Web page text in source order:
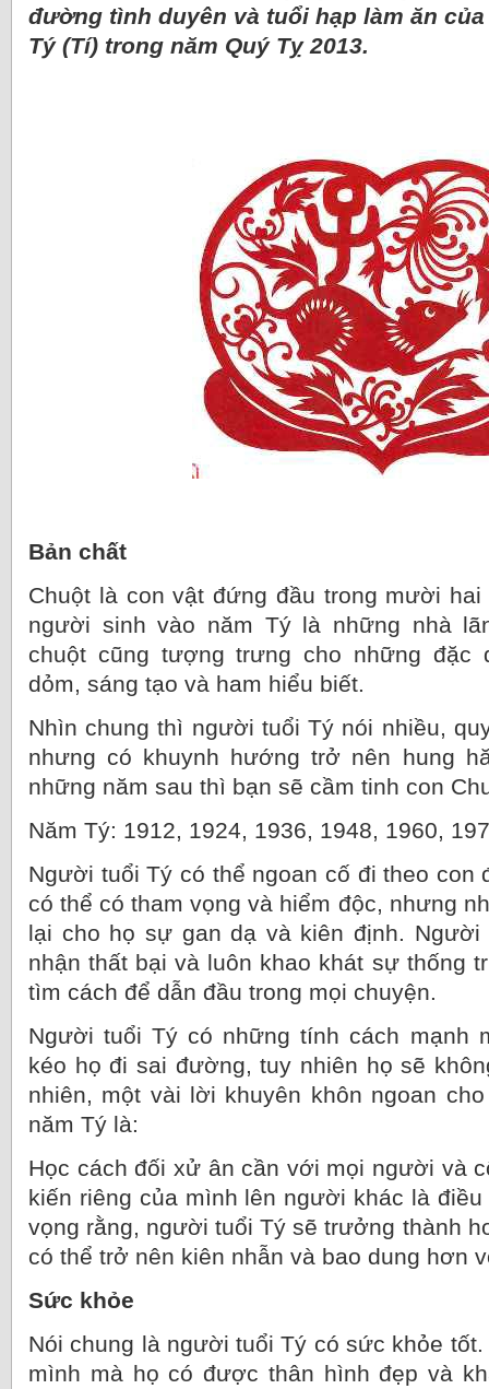
đường tình duyên và tuổi hạp làm ăn
Tý (Tí) trong năm Quý Tỵ 2013.
Bản chất
Chuột là con vật đứng đầu trong mười
người sinh vào năm Tý là những nhà
chuột cũng tượng trưng cho những đặc
dỏm, sáng tạo và ham hiểu biết.
Nhìn chung thì người tuổi Tý nói nhiều,
nhưng có khuynh hướng trở nên hung
những năm sau thì bạn sẽ cầm tinh con
Năm Tý: 1912, 1924, 1936, 1948, 1960,
Người tuổi Tý có thể ngoan cố đi theo con
có thể có tham vọng và hiểm độc, nhưng
lại cho họ sự gan dạ và kiên định. Người
nhận thất bại và luôn khao khát sự thống
tìm cách để dẫn đầu trong mọi chuyện.
Người tuổi Tý có những tính cách mạnh
kéo họ đi sai đường, tuy nhiên họ sẽ
nhiên, một vài lời khuyên khôn ngoan
năm Tý là:
Học cách đối xử ân cần với mọi người và
kiến riêng của mình lên người khác là
vọng rằng, người tuổi Tý sẽ trưởng thành
có thể trở nên kiên nhẫn và bao dung hơn
Sức khỏe
Nói chung là người tuổi Tý có sức khỏe
mình mà họ có được thân hình đẹp và